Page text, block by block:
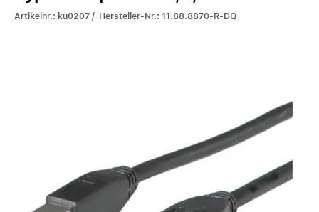
Artikelnr.: ku0207 / Hersteller-Nr.: 11.88.8870-R-DQ